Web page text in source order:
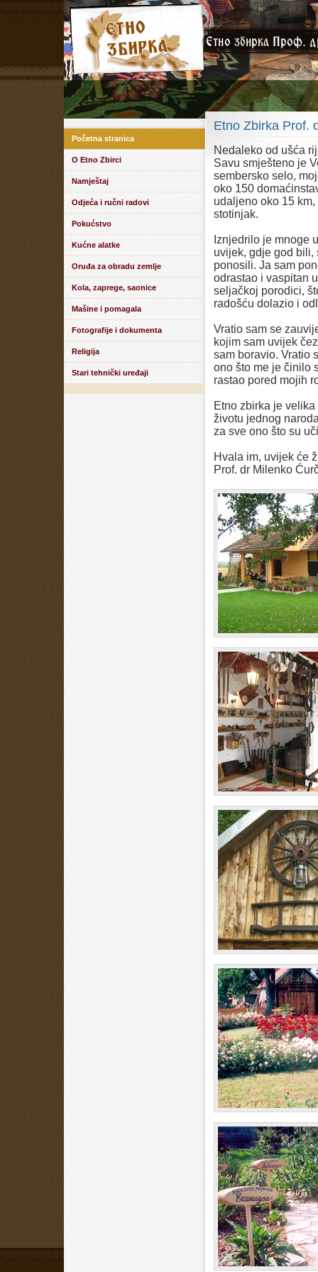
Početna stranica
O Etno Zbirci
Namještaj
Odjeća i ručni radovi
Pokućstvo
Kućne alatke
Oruđa za obradu zemlje
Kola, zaprege, saonice
Mašine i pomagala
Fotografije i dokumenta
Religija
Stari tehnički uređaji
Etno Zbirka Prof.
Nedaleko od ušća
Savu smješteno je
sembersko selo,
oko 150
udaljeno oko 15
stotinjak.
Iznjedrilo je mnoge
uvijek, gdje god bili,
ponosili. Ja sam
odrastao i vaspitan
seljačkoj porodici,
radošću dolazio i
Vratio sam se
kojim sam uvijek
sam boravio. Vratio
ono što me je činilo
rastao pored mojih
Etno zbirka je
životu jednog
za sve ono što su
Hvala im, uvijek će
Prof. dr Milenko